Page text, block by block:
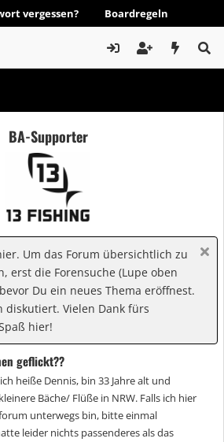
vergessen? Boardregeln
BA-Supporter
Um das Forum übersichtlich zu
erst die Forensuche (Lupe oben
Du ein neues Thema eröffnest.
diskutiert. Vielen Dank fürs
hier!
geflickt??
heiße Dennis, bin 33 Jahre alt und
Bäche/ Flüße in NRW. Falls ich hier
unterwegs bin, bitte einmal
leider nichts passenderes als das